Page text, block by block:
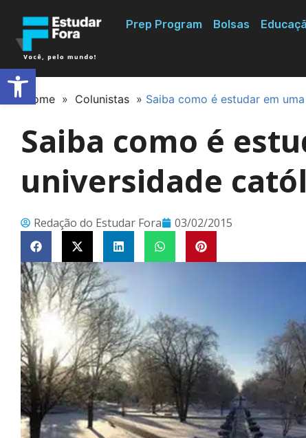
Prep Program Bolsas
Home » Colunistas » Saiba como é estudar em
Saiba como é
universidade
Redação do Estudar Fora 03/02/2015
Abrir a barra de ferramentas